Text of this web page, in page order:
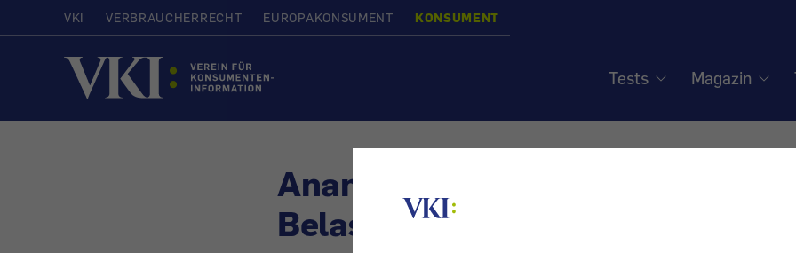
VKI VERBRAUCHERRECHT EUROPAKONSUMENT KONSUMENT
Startseite
Tests Magazin
Ananas-Konserven: erhöhte
Belastung - Plantagen aus Kenia